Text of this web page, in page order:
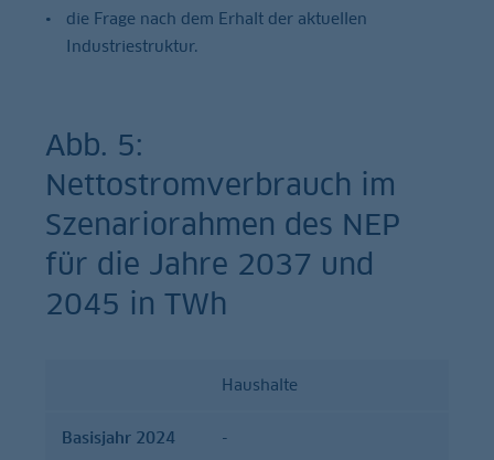
die Frage nach dem Erhalt der aktuellen
Industriestruktur.
Abb. 5:
Nettostromverbrauch im
Szenariorahmen des NEP
für die Jahre 2037 und
2045 in TWh
BasisjahrHaushalte
Basisjahr 2024 -